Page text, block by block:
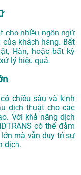
cho nhiều ngôn ngữ
khách hàng. Bất
Hàn, hoặc bất kỳ
lý hiệu quả.
chiều sâu và kinh
dịch thuật cho các
Với khả năng dịch
có thể đảm
mà vẫn duy trì sự
dịch.